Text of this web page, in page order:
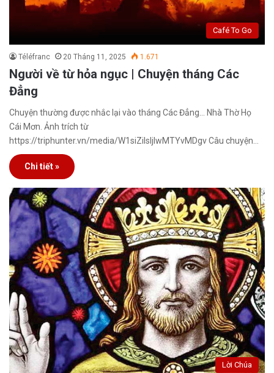
Café To Go
Téléfranc 20 Tháng 11, 2025 1.671
Người về từ hỏa ngục | Chuyện tháng Các
Đẳng
Chuyện thường được nhắc lại vào tháng Các Đẳng… Nhà Thờ Họ
Cái Mơn. Ảnh trích từ
https://triphunter.vn/media/W1siZiIsIjIwMTYvMDgv Câu chuyện…
Chi tiết »
Lời Chúa